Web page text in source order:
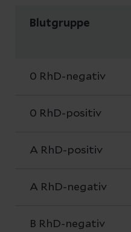
Blutgruppe
0 RhD-negativ
0 RhD-positiv
A RhD-positiv
A RhD-negativ
B RhD-negativ